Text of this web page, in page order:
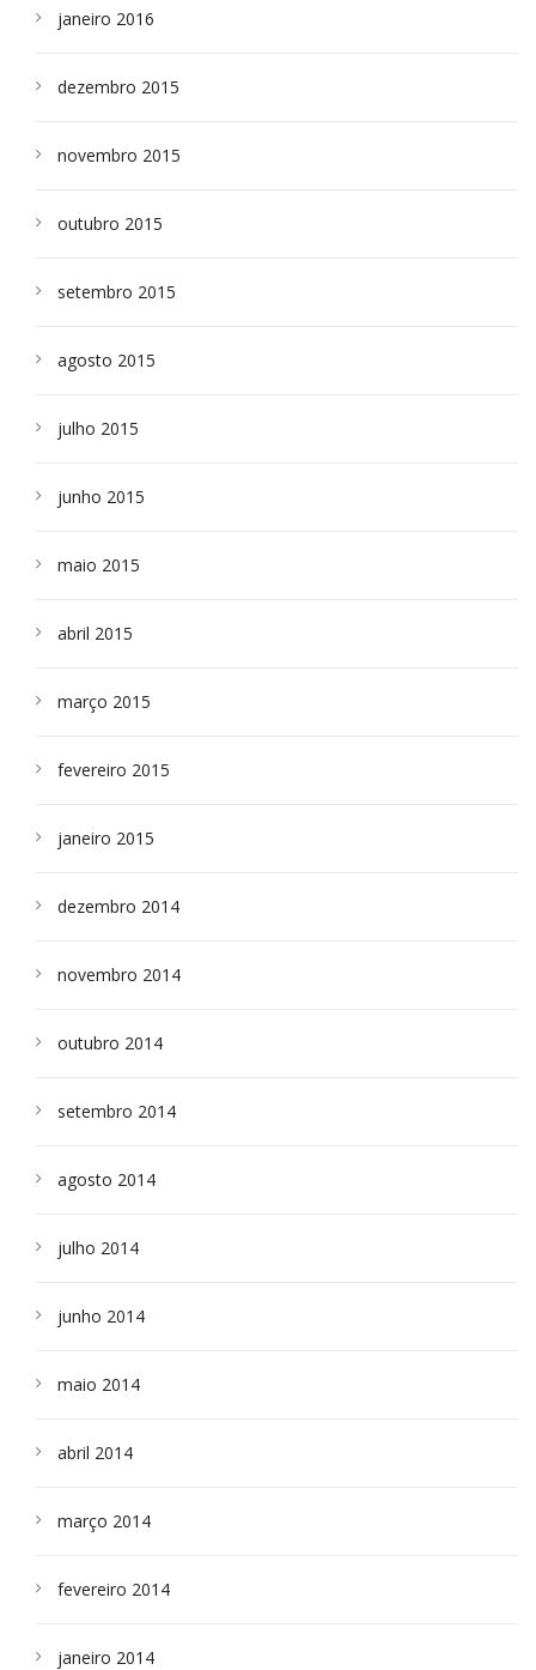
janeiro 2016
dezembro 2015
novembro 2015
outubro 2015
setembro 2015
agosto 2015
julho 2015
junho 2015
maio 2015
abril 2015
março 2015
fevereiro 2015
janeiro 2015
dezembro 2014
novembro 2014
outubro 2014
setembro 2014
agosto 2014
julho 2014
junho 2014
maio 2014
abril 2014
março 2014
fevereiro 2014
janeiro 2014